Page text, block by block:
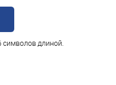
длиной.